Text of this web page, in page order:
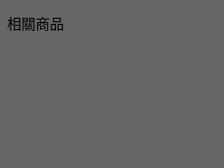
相關商品